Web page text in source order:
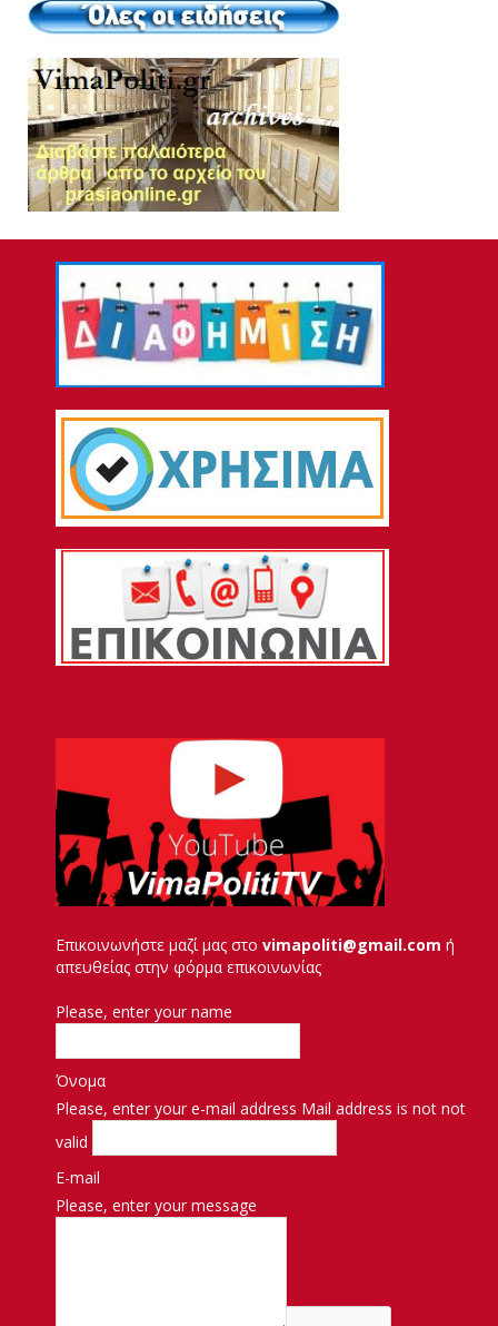
Επικοινωνήστε μαζί μας στο vimapoliti@gmail.com ή
απευθείας στην φόρμα επικοινωνίας
Please, enter your name
Όνομα
Please, enter your e-mail address Mail address is not not
valid
E-mail
Please, enter your message